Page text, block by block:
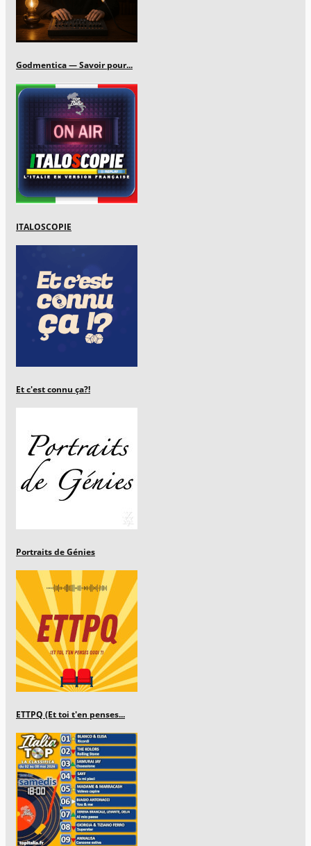
Godmentica — Savoir pour...
ITALOSCOPIE
Et c'est connu ça?!
Portraits de Génies
ETTPQ (Et toi t'en penses...